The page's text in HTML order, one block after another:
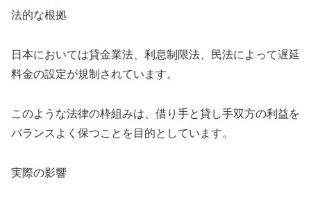
法的な根拠
日本においては貸金業法、利息制限法、民法によって遅延
料金の設定が規制されています。
このような法律の枠組みは、借り手と貸し手双方の利益を
バランスよく保つことを目的としています。
実際の影響